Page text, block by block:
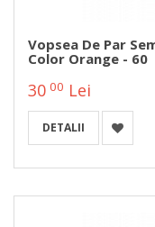
Vopsea De Par
Color Orange - 60
30 00 Lei
DETALII